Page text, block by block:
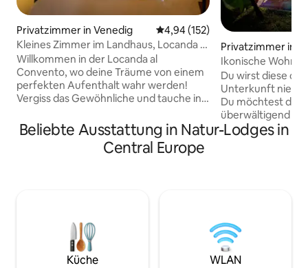
Privatzimmer in Venedig Durchschnittliche Bewertung:
4,94 (152)
Kleines Zimmer im Landhaus, Locanda Al
Convento
Willkommen in der Locanda al
Convento, wo deine Träume von einem
perfekten Aufenthalt wahr werden!
Vergiss das Gewöhnliche und tauche in
unserem bezaubernden Gasthaus ein.
Jedes Zimmer ist eine kleine Oase der
Ruhe, geschmackvoll und sorgfältig
Badezimmer und alles, was du brauchst,
damit du dich wie zuhause fühlst.
Privatzimmer in
Ikonische
– beste Lage
Du wirst diese
Unterkunft nie
Du möchtest
überwältigend
Darüber hinaus
Atmosphäre zum
modernen sowie
ist in ihrer Art
unvergessliche
Beliebte Ausstattung in Natur-Lodges in
Central Europe
Küche WLAN